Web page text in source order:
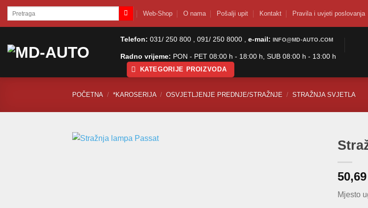
SkipPretraži: Web-Shop O nama Pošalji upit Kontakt Pravila i uvjeti poslovanja
Telefon: 031/ 250 800 , 091/ 250 8000 , e-mail: INFO@MD-AUTO.COM
Radno vrijeme: PON - PET 08:00 h - 18:00 h, SUB 08:00 h - 13:00 h
KATEGORIJE PROIZVODA
POČETNA / *KAROSERIJA / OSVJETLJENJE PREDNJE/STRAŽNJE / STRAŽNJA SVJETLA
50,69
Mjesto